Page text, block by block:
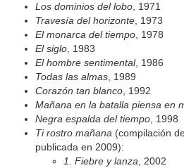
Los dominios del lobo, 1971
Travesía del horizonte, 1973
El monarca del tiempo, 1978
El siglo, 1983
El hombre sentimental, 1986
Todas las almas, 1989
Corazón tan blanco, 1992
Mañana en la batalla piensa en
Negra espalda del tiempo, 1998
Ti rostro mañana (compilación
publicada en 2009):
1. Fiebre y lanza, 2002